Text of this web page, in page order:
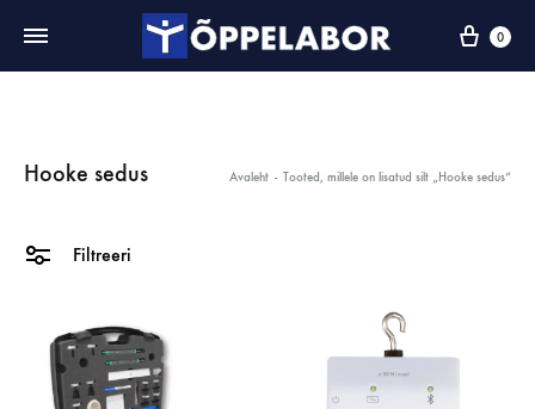
0
Hooke sedus Avaleht - Tooted, millele on lisatud silt „Hooke sedus“
Filtreeri